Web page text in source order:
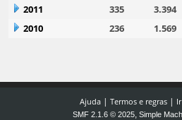
2011
335 3.394
2010
236 1.569
Ajuda | Termos e regras |
SMF 2.1.6 © 2025, Simple